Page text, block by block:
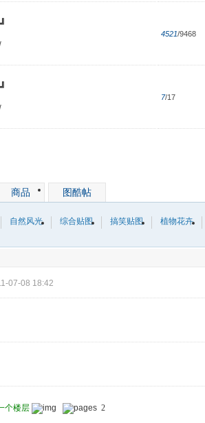
4521/9468
7/17
商品 图酷帖
自然风光 综合贴图 搞笑贴图 植物花卉
07-08 18:42
个楼层 2